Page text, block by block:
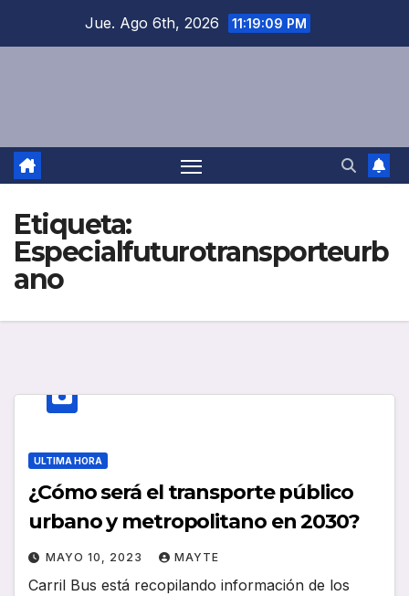
Jue. Ago 6th, 2026 11:19:09 PM
Etiqueta:
Especialfuturotransporteurb
ano
ULTIMA HORA
¿Cómo será el transporte público
urbano y metropolitano en 2030?
MAYO 10, 2023 MAYTE
Carril Bus está recopilando información de los